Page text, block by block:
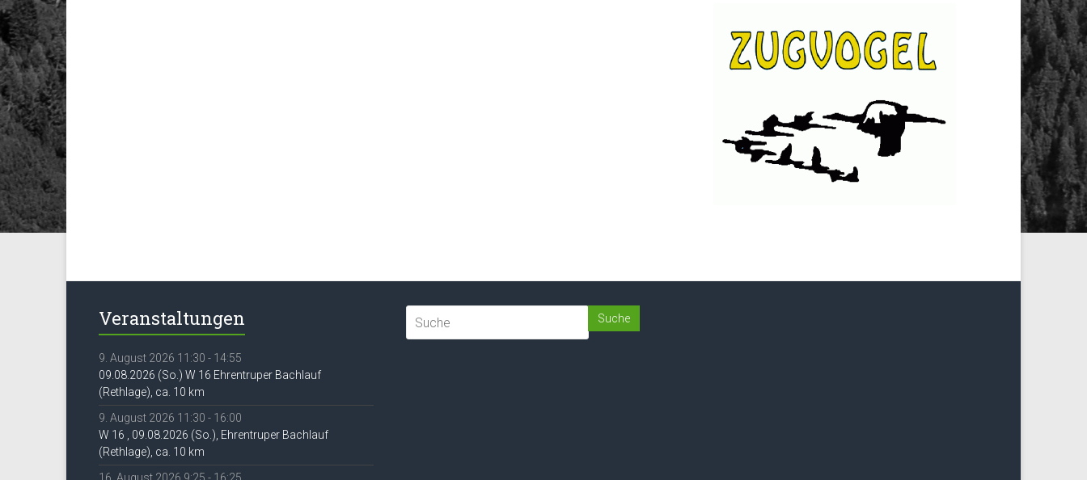
Veranstaltungen
9. August 2026 11:30 - 14:55
09.08.2026 (So.) W 16 Ehrentruper Bachlauf
(Rethlage), ca. 10 km
9. August 2026 11:30 - 16:00
W 16 , 09.08.2026 (So.), Ehrentruper Bachlauf
(Rethlage), ca. 10 km